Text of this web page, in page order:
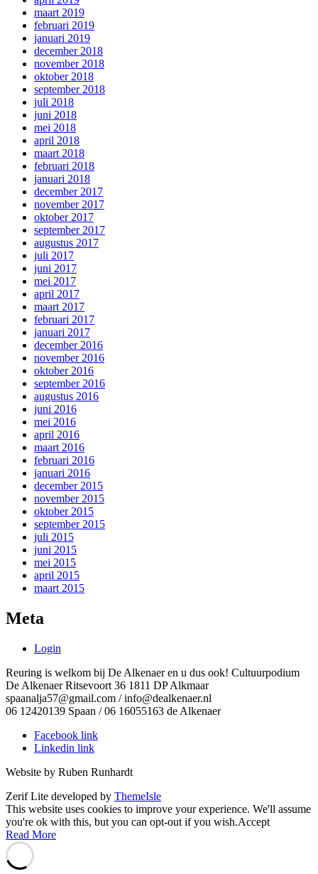
maart 2019
februari 2019
januari 2019
december 2018
november 2018
oktober 2018
september 2018
juli 2018
juni 2018
mei 2018
april 2018
maart 2018
februari 2018
januari 2018
december 2017
november 2017
oktober 2017
september 2017
augustus 2017
juli 2017
juni 2017
mei 2017
april 2017
maart 2017
februari 2017
januari 2017
december 2016
november 2016
oktober 2016
september 2016
augustus 2016
juni 2016
mei 2016
april 2016
maart 2016
februari 2016
januari 2016
december 2015
november 2015
oktober 2015
september 2015
juli 2015
juni 2015
mei 2015
april 2015
maart 2015
Meta
Login
Reuring is welkom bij De Alkenaer en u dus ook! Cultuurpodium
De Alkenaer Ritsevoort 36 1811 DP Alkmaar
spaanalja57@gmail.com / info@dealkenaer.nl
06 12420139 Spaan / 06 16055163 de Alkenaer
Facebook link
Linkedin link
Website by Ruben Runhardt
Zerif Lite developed by ThemeIsle
This website uses cookies to improve your experience. We'll assume
you're ok with this, but you can opt-out if you wish.Accept
Read More